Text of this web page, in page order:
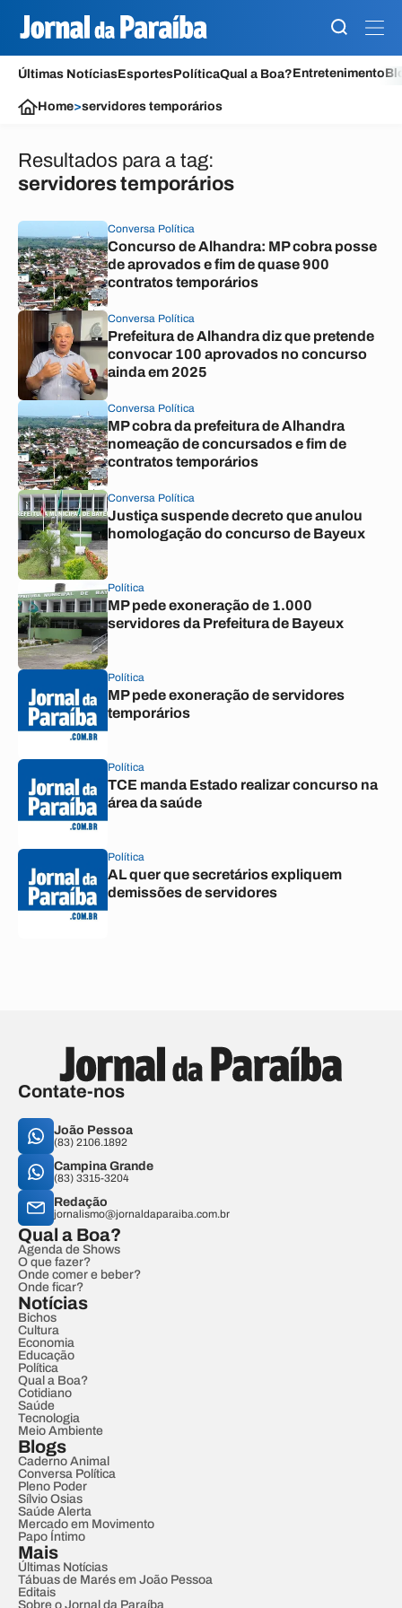
Últimas NotíciasEsportesPolíticaQual a Boa?Entretenimento
Home>servidores temporários
Resultados para a tag:
servidores temporários
Conversa Política
Concurso de Alhandra: MP cobra posse
de aprovados e fim de quase 900
contratos temporários
Conversa Política
Prefeitura de Alhandra diz que pretende
convocar 100 aprovados no concurso
ainda em 2025
Conversa Política
MP cobra da prefeitura de Alhandra
nomeação de concursados e fim de
contratos temporários
Conversa Política
Justiça suspende decreto que anulou
homologação do concurso de Bayeux
Política
MP pede exoneração de 1.000
servidores da Prefeitura de Bayeux
Política
MP pede exoneração de servidores
temporários
Política
TCE manda Estado realizar concurso na
área da saúde
Política
AL quer que secretários expliquem
demissões de servidores
Contate-nos
João Pessoa
(83) 2106.1892
Campina Grande
(83) 3315-3204
Redação
jornalismo@jornaldaparaiba.com.br
Qual a Boa?
Agenda de Shows
O que fazer?
Onde comer e beber?
Onde ficar?
Notícias
Bichos
Cultura
Economia
Educação
Política
Qual a Boa?
Cotidiano
Saúde
Tecnologia
Meio Ambiente
Blogs
Caderno Animal
Conversa Política
Pleno Poder
Sílvio Osias
Saúde Alerta
Mercado em Movimento
Papo Íntimo
Mais
Últimas Notícias
Tábuas de Marés em João Pessoa
Editais
Sobre o Jornal da Paraíba